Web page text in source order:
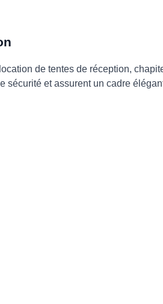
de tentes de réception,
sécurité et assurent un cadre